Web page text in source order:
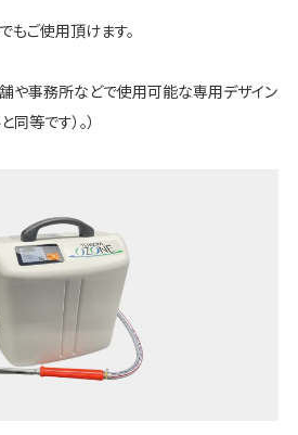
ご使用頂けます。
や事務所などで使用可能な専用デザイン
等です）。）